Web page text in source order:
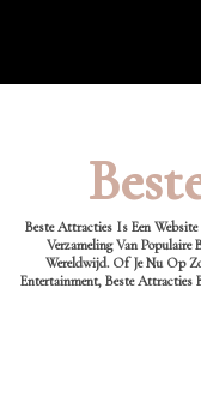
Beste Attracties Is Een
Verzameling Van Populaire
Wereldwijd. Of Je Nu Op
Entertainment, Beste Attracties